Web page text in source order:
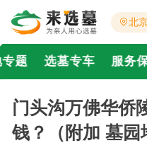
北
题 选墓专车 服务
门头沟万佛华侨
钱？（附加 墓园